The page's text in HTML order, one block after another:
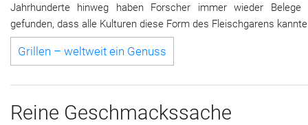
Jahrhunderte hinweg haben Forscher immer wieder Belege
gefunden, dass alle Kulturen diese Form des Fleischgarens
Grillen – weltweit ein Genuss
Reine Geschmackssache